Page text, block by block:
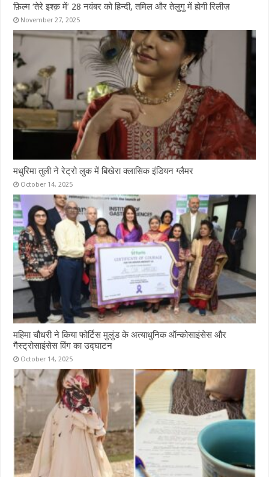
फ़िल्म ‘तेरे इश्क़ में’ 28 नवंबर को हिन्दी, तमिल और तेलुगु में होगी रिलीज़
November 27, 2025
मधुरिमा तुली ने रेट्रो लुक में बिखेरा क्लासिक इंडियन ग्लैमर
October 14, 2025
महिमा चौधरी ने किया फोर्टिस मुलुंड के अत्याधुनिक ऑन्कोसाइंसेस और
गैस्ट्रोसाइंसेस विंग का उद्घाटन
October 14, 2025